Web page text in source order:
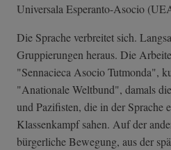
Universala Esperanto-Asocio
Die Sprache verbreitet sich.
Gruppierungen heraus. Die
"Sennacieca Asocio Tutmonda",
"Anationale Weltbund", damals
und Pazifisten, die in der Sprache
Klassenkampf sahen. Auf der
bürgerliche Bewegung, aus der